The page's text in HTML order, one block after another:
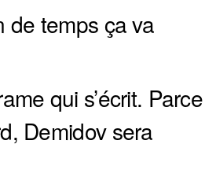
de temps ça va
qui s’écrit. Parce
Demidov sera